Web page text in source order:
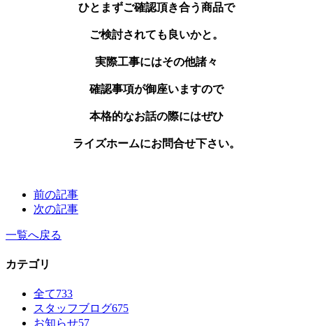
ひとまずご確認頂き合う商品で
ご検討されても良いかと。
実際工事にはその他諸々
確認事項が御座いますので
本格的なお話の際にはぜひ
ライズホームにお問合せ下さい。
前の記事
次の記事
一覧へ戻る
カテゴリ
全て733
スタッフブログ675
お知らせ57